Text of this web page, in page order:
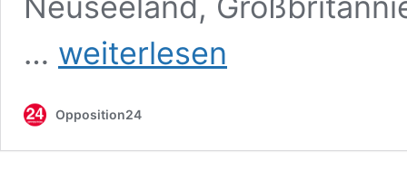
…
diesen
Hausunterricht
weiterlesen
Opposition24